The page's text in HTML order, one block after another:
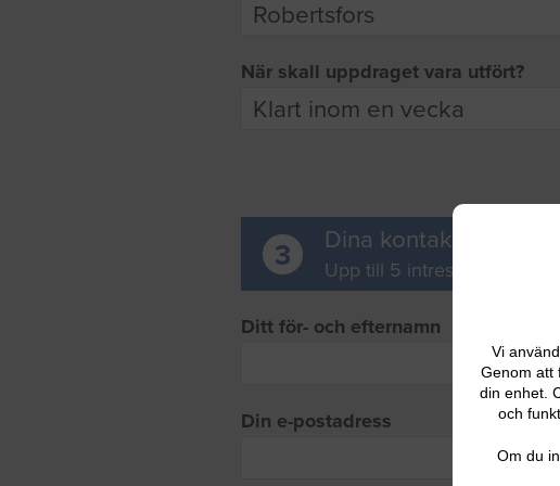
Vi
Genom att
din enhet.
och
Om du
När skall uppdraget vara utfört?
3 Dina kontaktuppgifter
Upp till 5 intresserade
Ditt för- och efternamn
Din e-postadress